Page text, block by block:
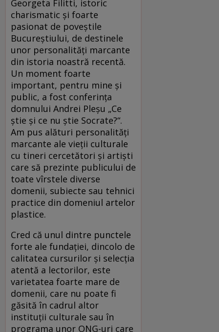
Georgeta Filitti, istoric
charismatic și foarte
pasionat de poveștile
Bucureștiului, de destinele
unor personalități marcante
din istoria noastră recentă.
Un moment foarte
important, pentru mine și
public, a fost conferința
domnului Andrei Pleșu „Ce
știe și ce nu știe Socrate?“.
Am pus alături personalități
marcante ale vieții culturale
cu tineri cercetători și artiști
care să prezinte publicului de
toate vîrstele diverse
domenii, subiecte sau tehnici
practice din domeniul artelor
plastice.
Cred că unul dintre punctele
forte ale fundației, dincolo de
calitatea cursurilor și selecția
atentă a lectorilor, este
varietatea foarte mare de
domenii, care nu poate fi
găsită în cadrul altor
instituții culturale sau în
programa unor ONG-uri care